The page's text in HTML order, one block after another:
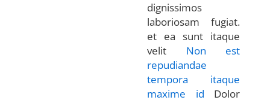
dignissimos
laboriosam fugiat.
et ea sunt itaque
velit Non est
repudiandae
tempora itaque
maxime id Dolor